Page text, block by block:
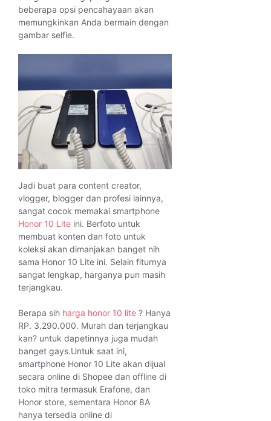
beberapa opsi pencahayaan akan
memungkinkan Anda bermain dengan
gambar selfie.
Jadi buat para content creator,
vlogger, blogger dan profesi lainnya,
sangat cocok memakai smartphone
Honor 10 Lite ini. Berfoto untuk
membuat konten dan foto untuk
koleksi akan dimanjakan banget nih
sama Honor 10 Lite ini. Selain fiturnya
sangat lengkap, harganya pun masih
terjangkau.
Berapa sih harga honor 10 lite ? Hanya
RP. 3.290.000. Murah dan terjangkau
kan? untuk dapetinnya juga mudah
banget gays.Untuk saat ini,
smartphone Honor 10 Lite akan dijual
secara online di Shopee dan offline di
toko mitra termasuk Erafone, dan
Honor store, sementara Honor 8A
hanya tersedia online di